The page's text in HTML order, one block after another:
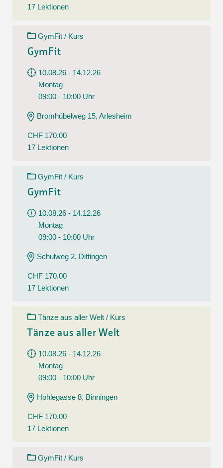
17 Lektionen
GymFit / Kurs
GymFit
10.08.26 - 14.12.26
Montag
09:00 - 10:00 Uhr
Bromhübelweg 15, Arlesheim
CHF 170.00
17 Lektionen
GymFit / Kurs
GymFit
10.08.26 - 14.12.26
Montag
09:00 - 10:00 Uhr
Schulweg 2, Dittingen
CHF 170.00
17 Lektionen
Tänze aus aller Welt / Kurs
Tänze aus aller Welt
10.08.26 - 14.12.26
Montag
09:00 - 10:00 Uhr
Hohlegasse 8, Binningen
CHF 170.00
17 Lektionen
GymFit / Kurs